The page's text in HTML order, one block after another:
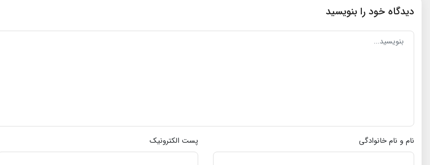
دیدگاه خود را بنویسید
نام و نام خانوادگی پست الکترونیک